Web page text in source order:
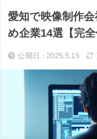
愛知で映像制作
め企業14選【完全
公開日 : 2025.5.15